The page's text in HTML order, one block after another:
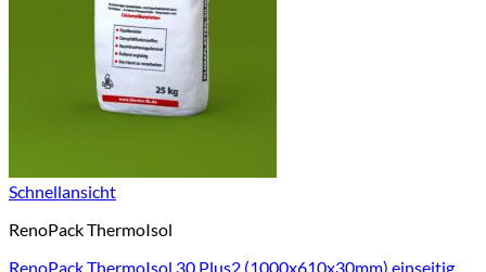
Schnellansicht
RenoPack ThermoIsol
RenoPack ThermoIsol 30 Plus2 (1000x610x30mm) einseitig